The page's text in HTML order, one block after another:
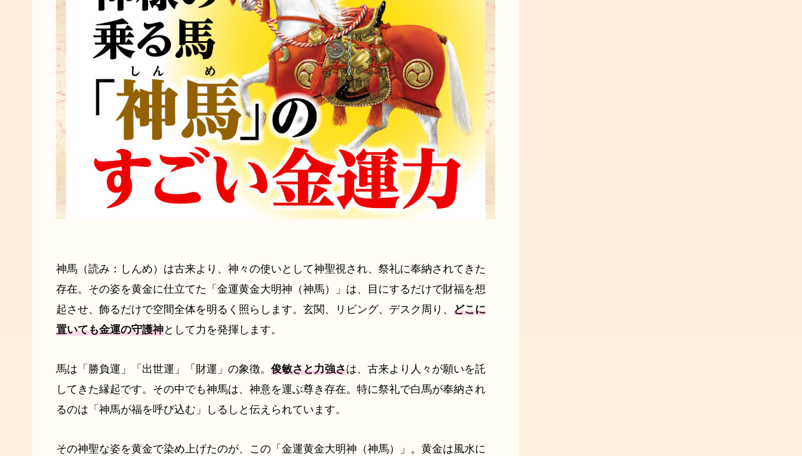
神馬（読み：しんめ）は古来より、神々の使いとして神聖視され、祭礼に奉納されてきた
存在。その姿を黄金に仕立てた「金運黄金大明神（神馬）」は、目にするだけで財福を想
起させ、飾るだけで空間全体を明るく照らします。玄関、リビング、デスク周り、 どこに
置いても金運の守護神として力を発揮します。
馬は「勝負運」「出世運」「財運」の象徴。俊敏さと力強さは、古来より人々が願いを託
してきた縁起です。その中でも神馬は、神意を運ぶ尊き存在。特に祭礼で白馬が奉納され
るのは「神馬が福を呼び込む」しるしと伝えられています。
その神聖な姿を黄金で染め上げたのが、この「金運黄金大明神（神馬）」。黄金は風水に